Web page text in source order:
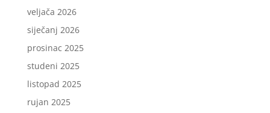
veljača 2026
siječanj 2026
prosinac 2025
studeni 2025
listopad 2025
rujan 2025